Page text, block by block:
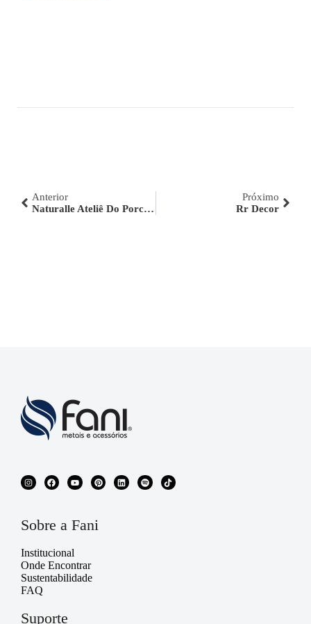
Anterior
Naturalle Ateliê Do Porcelanato
Próximo
Rr Decor
Sobre a Fani
Institucional
Onde Encontrar
Sustentabilidade
FAQ
Suporte